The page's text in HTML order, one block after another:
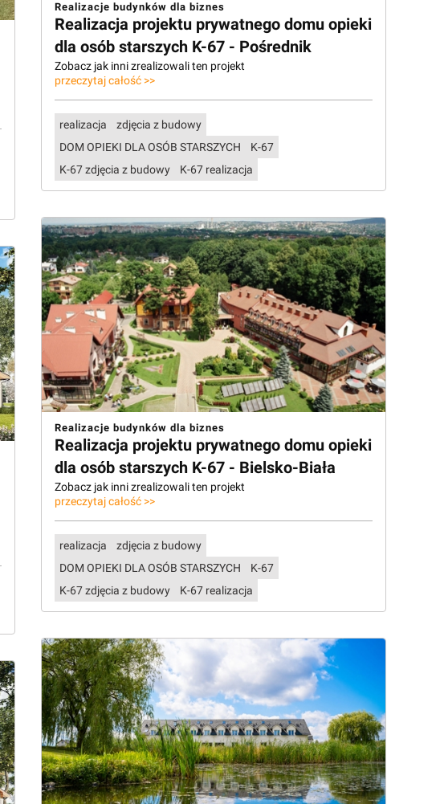
Realizacje budynków dla biznes
Realizacja projektu prywatnego domu opieki
dla osób starszych K-67 - Pośrednik
Zobacz jak inni zrealizowali ten projekt
przeczytaj całość >>
realizacja
zdjęcia z budowy
DOM OPIEKI DLA OSÓB STARSZYCH
K-67
K-67 zdjęcia z budowy
K-67 realizacja
Realizacje budynków dla biznes
Realizacja projektu prywatnego domu opieki
dla osób starszych K-67 - Bielsko-Biała
Zobacz jak inni zrealizowali ten projekt
przeczytaj całość >>
realizacja
zdjęcia z budowy
DOM OPIEKI DLA OSÓB STARSZYCH
K-67
K-67 zdjęcia z budowy
K-67 realizacja